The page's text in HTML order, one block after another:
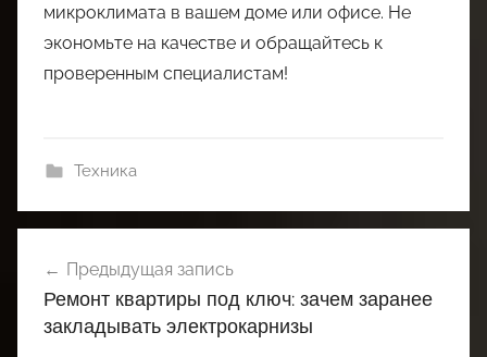
микроклимата в вашем доме или офисе. Не
экономьте на качестве и обращайтесь к
проверенным специалистам!
Техника
по
записям
Предыдущая запись
Ремонт квартиры под ключ: зачем заранее
закладывать электрокарнизы